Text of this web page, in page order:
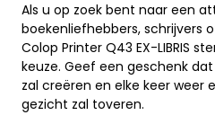
Als u op zoek bent naar een
boekenliefhebbers, schrijvers
Colop Printer Q43 EX-LIBRIS
keuze. Geef een geschenk
zal creëren en elke keer weer
gezicht zal toveren.